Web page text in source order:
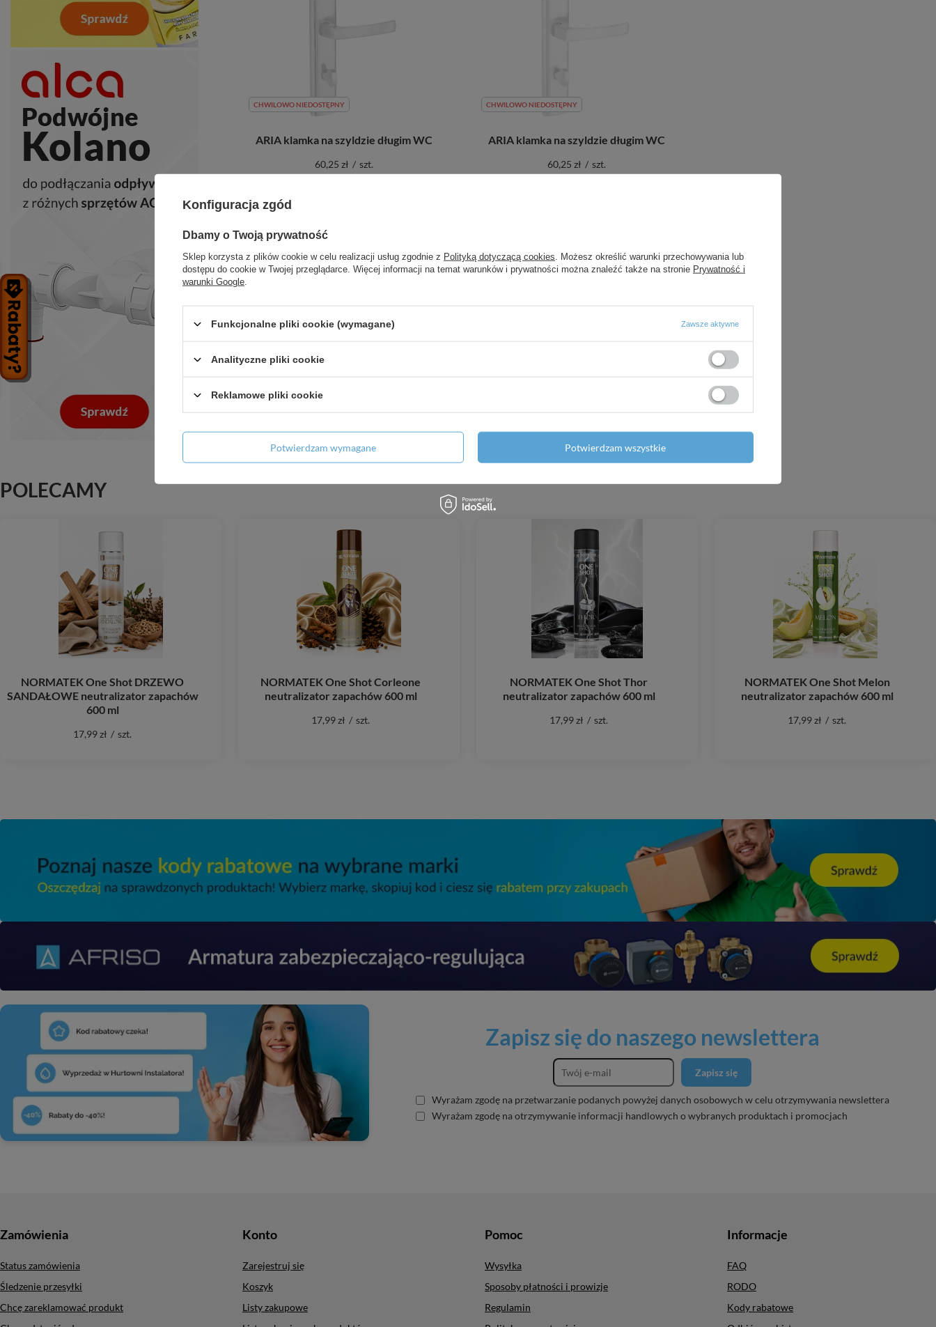
CHWILOWO NIEDOSTĘPNY
ARIA klamka na szyldzie długim WC
60,25 zł / szt.
CHWILOWO NIEDOSTĘPNY
ARIA klamka na szyldzie długim WC
60,25 zł / szt.
POLECAMY
NORMATEK One Shot DRZEWO
SANDAŁOWE neutralizator zapachów
600 ml
17,99 zł / szt.
NORMATEK One Shot Corleone
neutralizator zapachów 600 ml
17,99 zł / szt.
NORMATEK One Shot Thor
neutralizator zapachów 600 ml
17,99 zł / szt.
NORMATEK One Shot Melon
neutralizator zapachów 600 ml
17,99 zł / szt.
Zapisz się do naszego newslettera
Zapisz się
Wyrażam zgodę na przetwarzanie podanych powyżej danych osobowych w celu otrzymywania newslettera
Wyrażam zgodę na otrzymywanie informacji handlowych o wybranych produktach i promocjach
Zamówienia
Status zamówienia
Śledzenie przesyłki
Chcę zareklamować produkt
Konto
Zarejestruj się
Koszyk
Listy zakupowe
Pomoc
Wysyłka
Sposoby płatności i prowizje
Regulamin
Informacje
FAQ
RODO
Kody rabatowe
Konfiguracja zgód
Dbamy o Twoją prywatność
Sklep korzysta z plików cookie w celu realizacji usług zgodnie z Polityką dotyczącą cookies . Możesz określić warunki przechowywania lub
dostępu do cookie w Twojej przeglądarce. Więcej informacji na temat warunków i prywatności można znaleźć także na stronie Prywatność i
warunki Google
Funkcjonalne pliki cookie (wymagane) Zawsze aktywne
Analityczne pliki cookie
Reklamowe pliki cookie
Potwierdzam wymagane Potwierdzam wszystkie